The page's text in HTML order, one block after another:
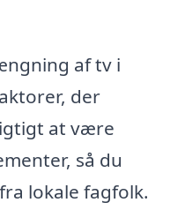
af tv i
der
at være
så du
lokale fagfolk.